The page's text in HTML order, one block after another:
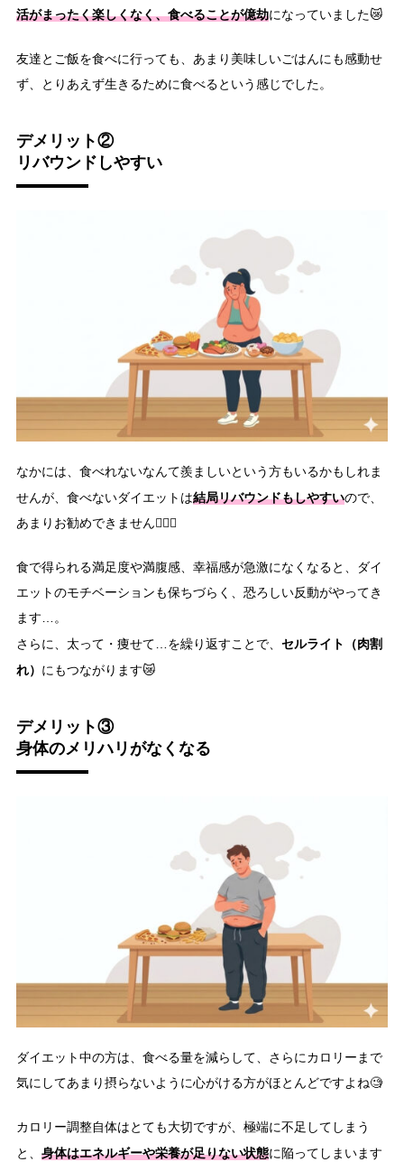
活がまったく楽しくなく、食べることが億劫になっていました😿
友達とご飯を食べに行っても、あまり美味しいごはんにも感動せ
ず、とりあえず生きるために食べるという感じでした。
デメリット②
リバウンドしやすい
なかには、食べれないなんて羨ましいという方もいるかもしれま
せんが、食べないダイエットは結局リバウンドもしやすいので、
あまりお勧めできません🙅🏻‍♀️
食で得られる満足度や満腹感、幸福感が急激になくなると、ダイ
エットのモチベーションも保ちづらく、恐ろしい反動がやってき
ます…。
さらに、太って・痩せて…を繰り返すことで、 セルライト（肉割
れ） にもつながります😿
デメリット③
身体のメリハリがなくなる
ダイエット中の方は、食べる量を減らして、さらにカロリーまで
気にしてあまり摂らないように心がける方がほとんどですよね🧐
カロリー調整自体はとても大切ですが、極端に不足してしまう
と、 身体はエネルギーや栄養が足りない状態に陥ってしまいます